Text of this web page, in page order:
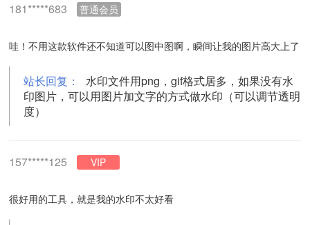
181*****683 普通会员
哇！不用这款软件还不知道可以图中图啊，瞬间让我的图片高大上了
站长回复：
水印文件用png，gif格式居多，如果没有水
印图片，可以用图片加文字的方式做水印（可以调节透明
度）
157*****125 VIP
很好用的工具，就是我的水印不太好看